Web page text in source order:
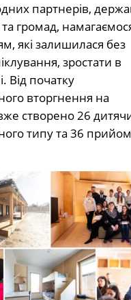
партнерів,
громад,
які залишилася без
зростати в
Від початку
вторгнення на
створено 26
типу та 36